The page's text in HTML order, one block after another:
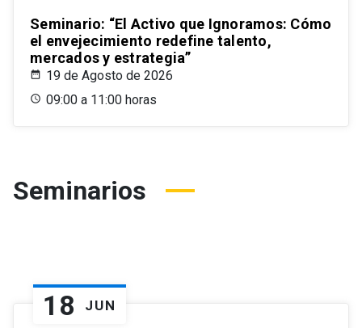
Seminario: “El Activo que Ignoramos: Cómo
el envejecimiento redefine talento,
mercados y estrategia”
19 de Agosto de 2026
09:00 a 11:00 horas
Seminarios
18 JUN